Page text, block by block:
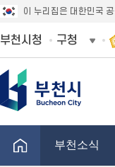
이 누리집은 대한민국
부천시청 구청
부천소식